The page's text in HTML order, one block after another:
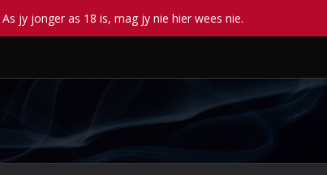
jy jonger as 18 is, mag jy nie hier wees nie.